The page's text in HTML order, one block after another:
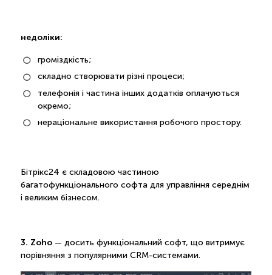
недоліки:
громіздкість;
складно створювати різні процеси;
телефонія і частина інших додатків оплачуються
окремо;
нераціональне використання робочого простору.
Бітрікс24 є складовою частиною
багатофункціонального софта для управління середнім
і великим бізнесом.
3. Zoho— досить функціональний софт, що витримує
порівняння з популярними CRM-системами.